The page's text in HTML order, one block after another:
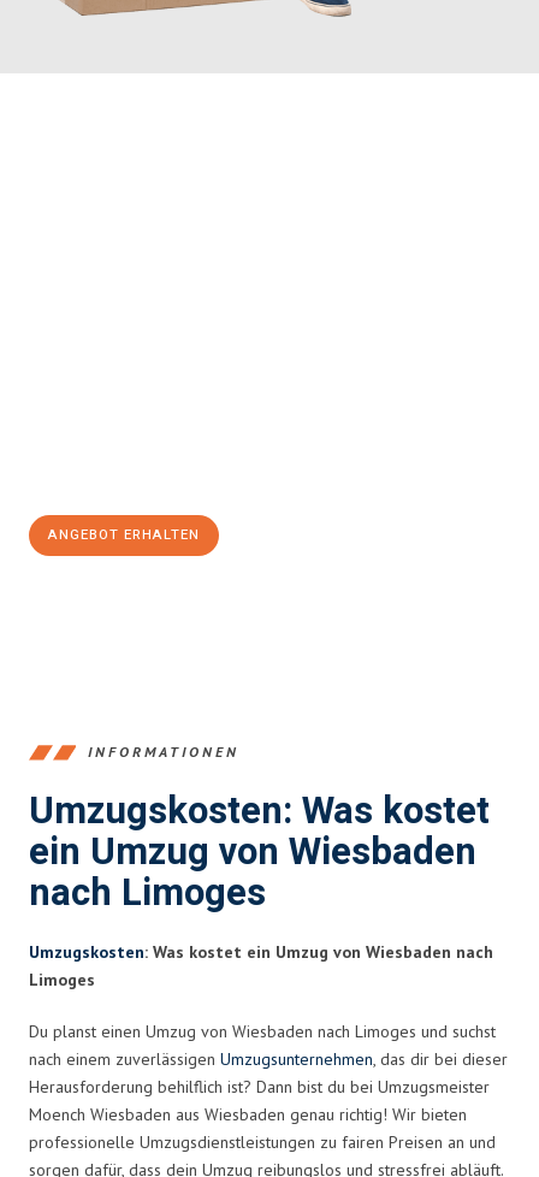
ANGEBOT ERHALTEN
INFORMATIONEN
Umzugskosten: Was kostet
ein Umzug von Wiesbaden
nach Limoges
Umzugskosten: Was kostet ein Umzug von Wiesbaden nach
Limoges
Du planst einen Umzug von Wiesbaden nach Limoges und suchst
nach einem zuverlässigen Umzugsunternehmen, das dir bei dieser
Herausforderung behilflich ist? Dann bist du bei Umzugsmeister
Moench Wiesbaden aus Wiesbaden genau richtig! Wir bieten
professionelle Umzugsdienstleistungen zu fairen Preisen an und
sorgen dafür, dass dein Umzug reibungslos und stressfrei abläuft.